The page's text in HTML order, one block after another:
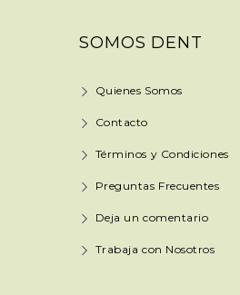
SOMOS DENT
Quienes Somos
Contacto
Términos y Condiciones
Preguntas Frecuentes
Deja un comentario
Trabaja con Nosotros